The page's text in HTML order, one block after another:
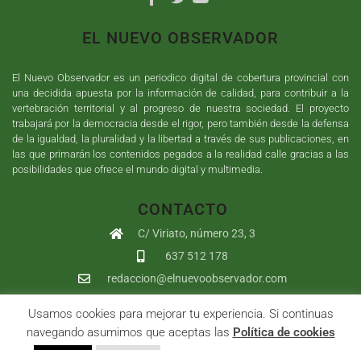
EL NUEVO OBSERVADOR
El Nuevo Observador es un periodico digital de cobertura provincial con
una decidida apuesta por la información de calidad, para contribuir a la
vertebración territorial y al progreso de nuestra sociedad. El proyecto
trabajará por la democracia desde el rigor, pero también desde la defensa
de la igualdad, la pluralidad y la libertad a través de sus publicaciones, en
las que primarán los contenidos pegados a la realidad calle gracias a las
posibilidades que ofrece el mundo digital y multimedia.
CONTACTO
C/ Viriato, número 23, 3
637 512 178
redaccion@elnuevoobservador.com
Copyright ©2026 El Nuevo Observador | Sumurdigital Diseño web
yDesarrollo| All Rights Reserved |
Usamos cookies para mejorar tu experiencia. Si continuas
navegando asumimos que aceptas las Política de cookies